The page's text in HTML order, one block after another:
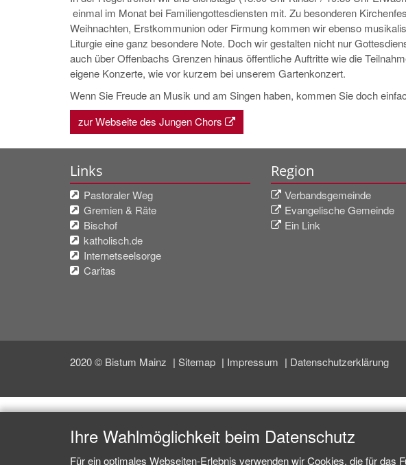
einmal im Monat bei Familiengottesdiensten mit. Zu besonderen
Weihnachten, Erstkommunion oder Firmung kommen wir ebenso
Liturgie eine ganz besondere Note. Doch wir gestalten nicht nur
auch über Offenbachs Grenzen hinaus öffentliche Auftritte wie die
eigene Konzerte, wie vor kurzem bei unserem Gartenkonzert.
Wenn Sie Freude an Musik und am Singen haben, kommen Sie doch
zur Webseite des Jungen Chors
Links
Pastoraler Weg
Gremien & Räte
Bischof
katholisch.de
Internetseelsorge
Caritas
Region
Verbandsgemeinde
Evangelische Gemeinde
Ein Link
2020 © Bistum Mainz Sitemap Impressum Datenschutzerklärung
Ihre Wahlmöglichkeit beim Datenschutz
Für ein optimales Webseiten-Erlebnis verwenden wir Cookies, die für